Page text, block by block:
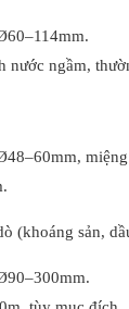
nước ngầm,
(khoáng sản,